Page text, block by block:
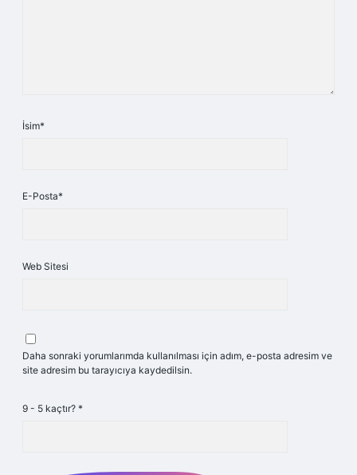
İsim*
E-Posta*
Web Sitesi
Daha sonraki yorumlarımda kullanılması için adım, e-posta adresim ve
site adresim bu tarayıcıya kaydedilsin.
9 - 5 kaçtır? *